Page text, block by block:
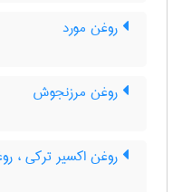
روغن مورد
روغن مرزنجوش
روغن اکسیر ترکی ،